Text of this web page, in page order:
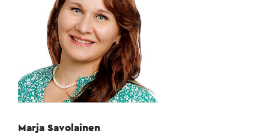
Marja Savolainen